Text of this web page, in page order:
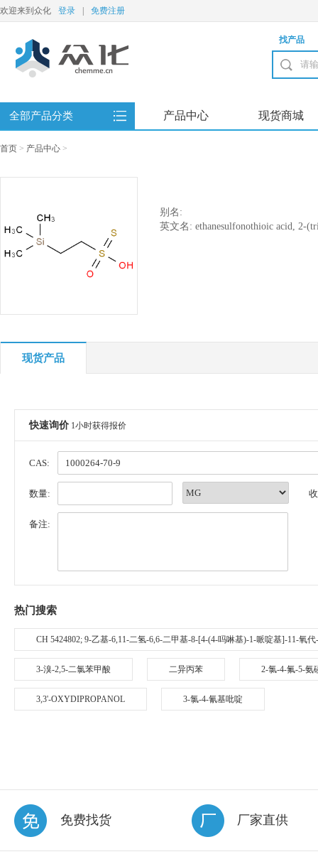
欢迎来到众化 登录 免费注册
找产品
全部产品分类 产品中心 现货商城
首页 > 产品中心 >
别名:
英文名: ethanesulfonothioic acid, 2-
现货产品
快速询价 1小时获得报价
CAS:
数量:
备注:
热门搜索
CH 5424802; 9-乙基-6,11-二氢-6,6-二甲基-8-[4-(4-吗啉基)-1-哌啶基]-11-氧
3-溴-2,5-二氯苯甲酸 二异丙苯 2-氯-4-氟-5-氨
3,3'-OXYDIPROPANOL 3-氯-4-氰基吡啶
免费找货 厂家直供